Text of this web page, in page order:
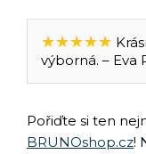
★★★★★
výborná. – Eva
Pořiďte si ten
BRUNOshop.cz!